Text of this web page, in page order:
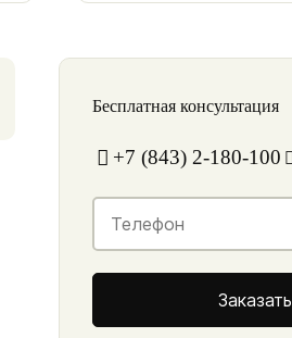
Бесплатная консультация
+7 (843) 2-180-100
Контакты
Заказать